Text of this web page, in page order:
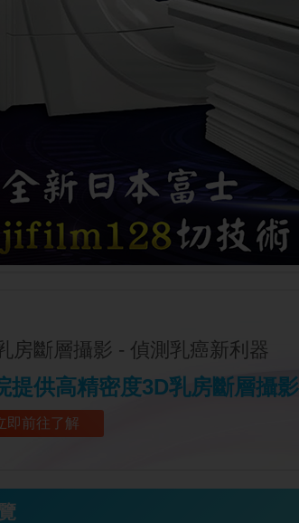
房斷層攝影 - 偵測乳癌新利器
提供高精密度3D乳房斷層攝
即前往了解